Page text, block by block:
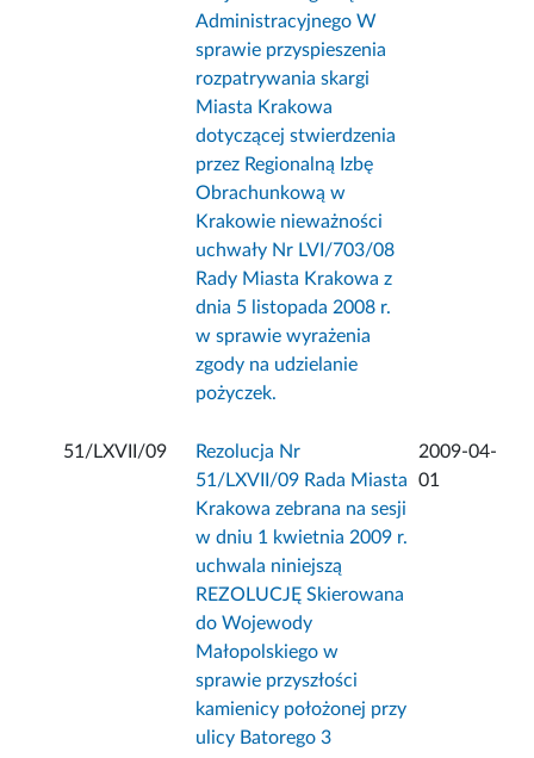
Administracyjnego W
sprawie przyspieszenia
rozpatrywania skargi
Miasta Krakowa
dotyczącej stwierdzenia
przez Regionalną Izbę
Obrachunkową w
Krakowie nieważności
uchwały Nr LVI/703/08
Rady Miasta Krakowa z
dnia 5 listopada 2008 r.
w sprawie wyrażenia
zgody na udzielanie
pożyczek.
51/LXVII/09
Rezolucja Nr
51/LXVII/09 Rada Miasta
Krakowa zebrana na sesji
w dniu 1 kwietnia 2009 r.
uchwala niniejszą
REZOLUCJĘ Skierowana
do Wojewody
Małopolskiego w
sprawie przyszłości
kamienicy położonej przy
ulicy Batorego 3
2009-04-
01